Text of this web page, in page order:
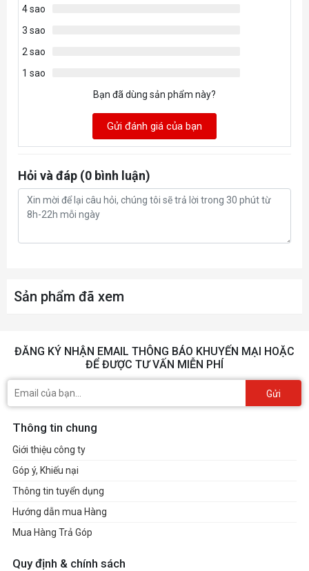
4 sao
3 sao
2 sao
1 sao
Bạn đã dùng sản phẩm này?
Gửi đánh giá của bạn
Hỏi và đáp (0 bình luận)
Sản phẩm đã xem
ĐĂNG KÝ NHẬN EMAIL THÔNG BÁO KHUYẾN MẠI HOẶC
ĐỂ ĐƯỢC TƯ VẤN MIỄN PHÍ
Gửi
Thông tin chung
Giới thiệu công ty
Góp ý, Khiếu nại
Thông tin tuyển dụng
Hướng dẫn mua Hàng
Mua Hàng Trả Góp
Quy định & chính sách